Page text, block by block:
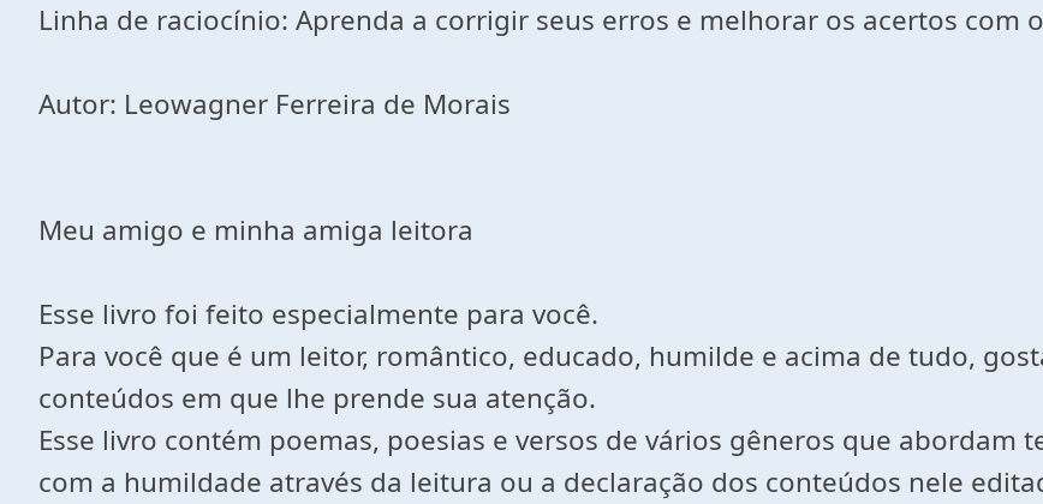
Linha de raciocínio: Aprenda a corrigir seus erros e melhorar os acertos com
Autor: Leowagner Ferreira de Morais
Meu amigo e minha amiga leitora
Esse livro foi feito especialmente para você.
Para você que é um leitor, romântico, educado, humilde e acima de tudo,
conteúdos em que lhe prende sua atenção.
Esse livro contém poemas, poesias e versos de vários gêneros que
com a humildade através da leitura ou a declaração dos conteúdos nele